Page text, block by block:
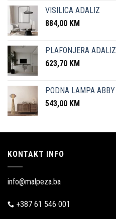
VISILICA ADALIZ
884,00 KM
PLAFONJERA ADALIZ
623,70 KM
PODNA LAMPA ABBY
543,00 KM
KONTAKT INFO
info@malpeza.ba
+387 61 546 001